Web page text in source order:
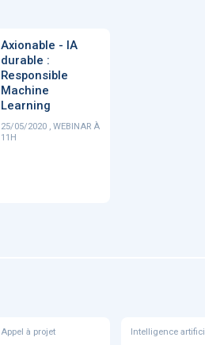
Axionable - IA
durable :
Responsible
Machine
Learning
25/05/2020 , WEBINAR À
11H
Appel à projet Intelligence